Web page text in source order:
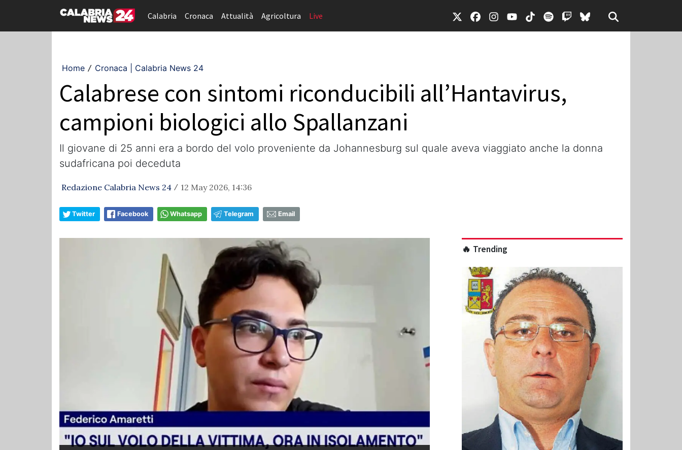
Calabria Cronaca Attualità Agricoltura Live
Home / Cronaca | Calabria News 24
Calabrese con sintomi riconducibili all’Hantavirus,
campioni biologici allo Spallanzani
Il giovane di 25 anni era a bordo del volo proveniente da Johannesburg sul quale aveva viaggiato anche la donna
sudafricana poi deceduta
Redazione Calabria News 24 / 12 May 2026, 14:36
Twitter Facebook Whatsapp Telegram Email
🔥 Trending